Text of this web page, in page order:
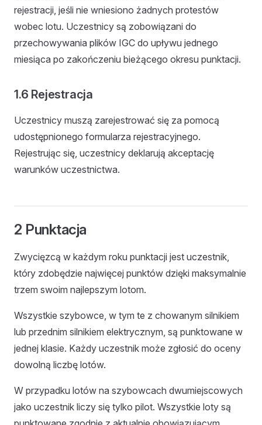
rejestracji, jeśli nie wniesiono żadnych protestów
wobec lotu. Uczestnicy są zobowiązani do
przechowywania plików IGC do upływu jednego
miesiąca po zakończeniu bieżącego okresu punktacji.
1.6 Rejestracja
Uczestnicy muszą zarejestrować się za pomocą
udostępnionego formularza rejestracyjnego.
Rejestrując się, uczestnicy deklarują akceptację
warunków uczestnictwa.
2 Punktacja
Zwycięzcą w każdym roku punktacji jest uczestnik,
który zdobędzie najwięcej punktów dzięki maksymalnie
trzem swoim najlepszym lotom.
Wszystkie szybowce, w tym te z chowanym silnikiem
lub przednim silnikiem elektrycznym, są punktowane w
jednej klasie. Każdy uczestnik może zgłosić do oceny
dowolną liczbę lotów.
W przypadku lotów na szybowcach dwumiejscowych
jako uczestnik liczy się tylko pilot. Wszystkie loty są